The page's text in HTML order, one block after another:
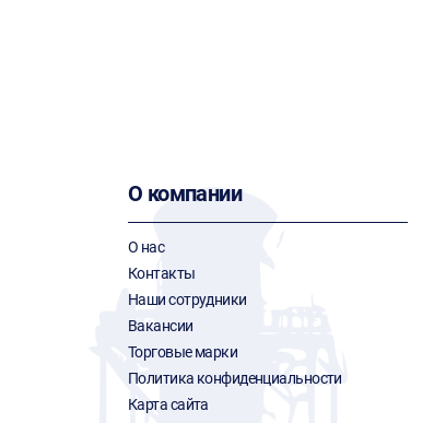
О компании
О нас
Контакты
Наши сотрудники
Вакансии
Торговые марки
Политика конфиденциальности
Карта сайта